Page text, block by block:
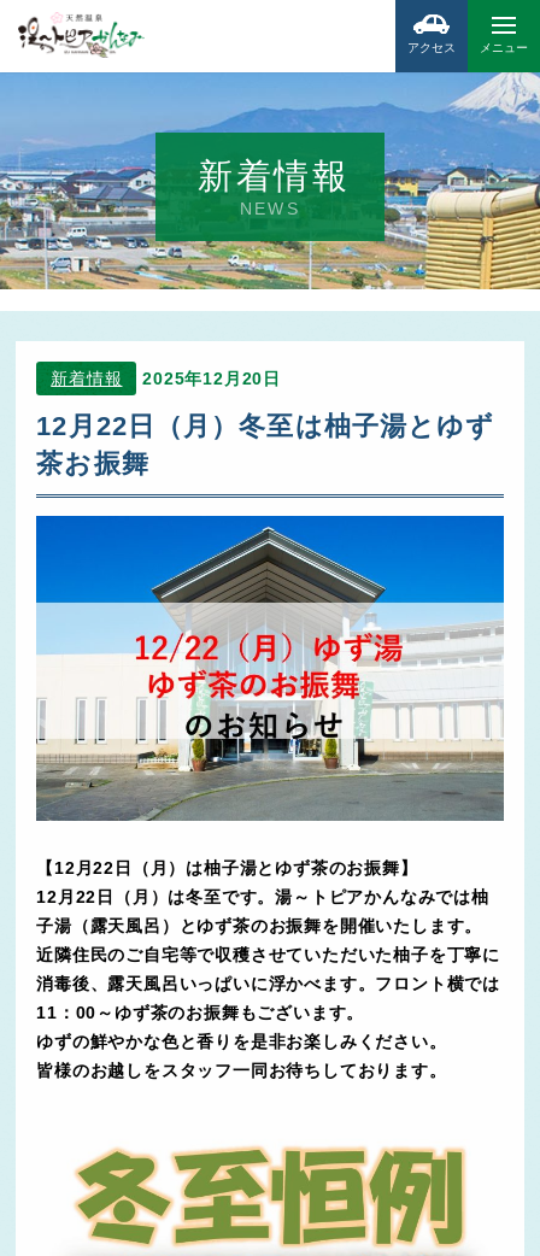
メニュー
アクセス
新着情報
NEWS
新着情報 2025年12月20日
12月22日（月）冬至は柚子湯とゆず
茶お振舞
【12月22日（月）は柚子湯とゆず茶のお振舞】
12月22日（月）は冬至です。湯～トピアかんなみでは柚
子湯（露天風呂）とゆず茶のお振舞を開催いたします。
近隣住民のご自宅等で収穫させていただいた柚子を丁寧に
消毒後、露天風呂いっぱいに浮かべます。フロント横では
11：00～ゆず茶のお振舞もございます。
ゆずの鮮やかな色と香りを是非お楽しみください。
皆様のお越しをスタッフ一同お待ちしております。